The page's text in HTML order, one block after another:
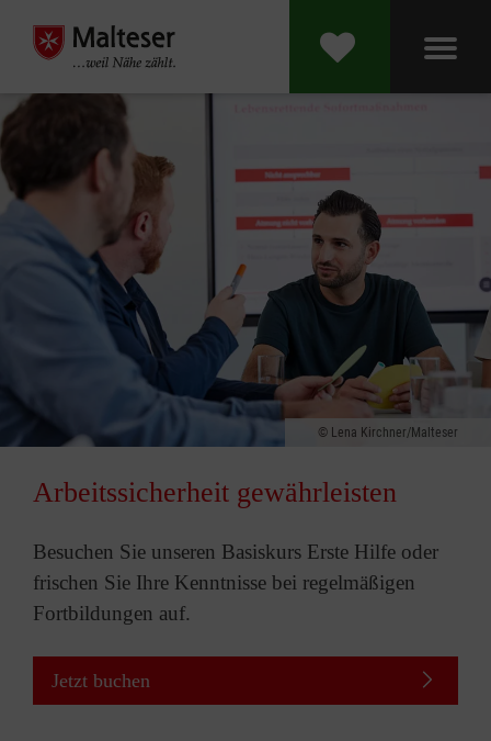
Lena Kirchner/Malteser
Arbeitssicherheit gewährleisten
Besuchen Sie unseren Basiskurs Erste Hilfe oder
frischen Sie Ihre Kenntnisse bei regelmäßigen
Fortbildungen auf.
Jetzt buchen